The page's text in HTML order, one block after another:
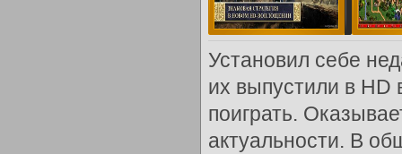
Установил себе
их выпустили в HD
поиграть.
актуальности. В